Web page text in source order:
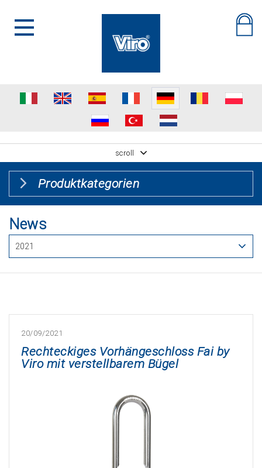
scroll
Produktkategorien
News
20/09/2021
Rechteckiges Vorhängeschloss Fai by
Viro mit verstellbarem Bügel